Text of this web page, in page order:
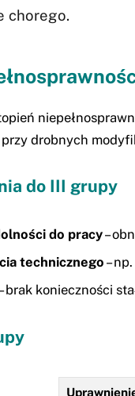
chorego.
drobnych
do III grupy
do pracy–
technicznego –
brak konieczności